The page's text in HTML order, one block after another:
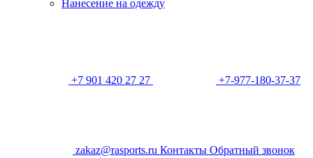
Нанесение на одежду
+7 901 420 27 27 +7-977-180-37-37
zakaz@rasports.ru Контакты Обратный звонок